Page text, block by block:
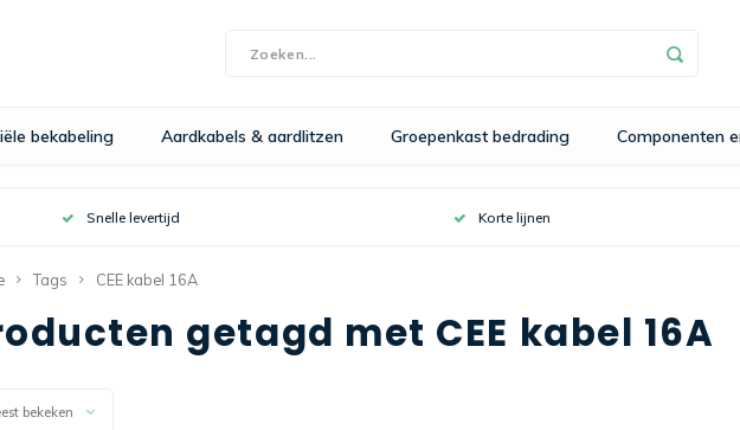
bekabeling Aardkabels & aardlitzen Groepenkast bedrading Componenten
Snelle levertijd Korte lijnen
Tags CEE kabel 16A
getagd met CEE kabel 16A
bekeken